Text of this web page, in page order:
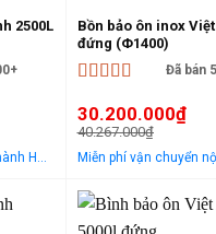
2500L
Bồn bảo ôn inox
đứng (Φ1400)
hạng55 sao
Đã bán
40.267.000₫
Giá
gốc
40.267.000₫.
30.200.000₫
Giá
hiện
là:
30.200.000₫.